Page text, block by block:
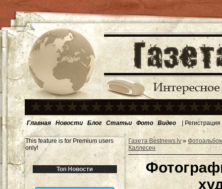
Главная Новости Блог Статьи Фото Видео | Регистрация
This feature is for Premium users
only!
Топ Новости
Газета Bestnews.lv»
Каллесен